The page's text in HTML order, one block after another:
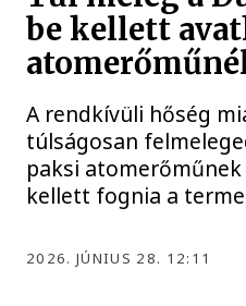
be kellett
A rendkívüli hőség
túlságosan
paksi
kellett fognia a
2026. JÚNIUS 28. 12:11